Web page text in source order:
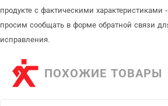
продукте с фактическими
просим сообщать в форме обратной связи
исправления.
ПОХОЖИЕ ТОВАРЫ